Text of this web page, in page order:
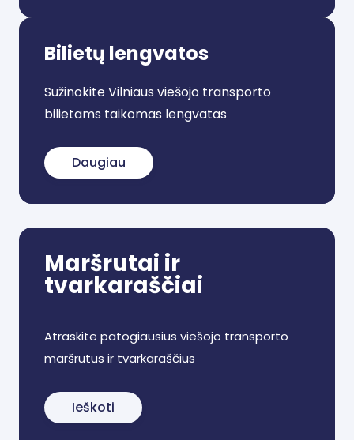
Bilietų lengvatos
Sužinokite Vilniaus viešojo transporto
bilietams taikomas lengvatas
Daugiau
Maršrutai ir
tvarkaraščiai
Atraskite patogiausius viešojo transporto
maršrutus ir tvarkaraščius
Ieškoti